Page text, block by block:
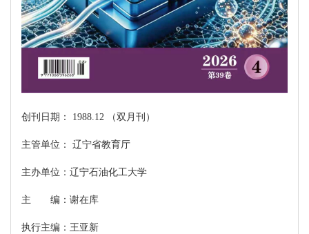
创刊日期： 1988.12 （双月刊）
主管单位： 辽宁省教育厅
主办单位：辽宁石油化工大学
主 编：谢在库
执行主编：王亚新